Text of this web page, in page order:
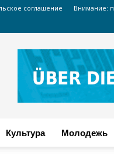
соглашение Внимание:
Культура Молодежь